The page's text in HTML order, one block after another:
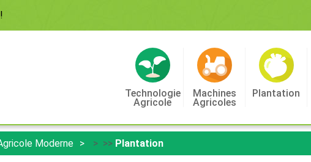
!
Technologie
Agricole
Machines
Agricoles
Plantation
Moderne > >> Plantation